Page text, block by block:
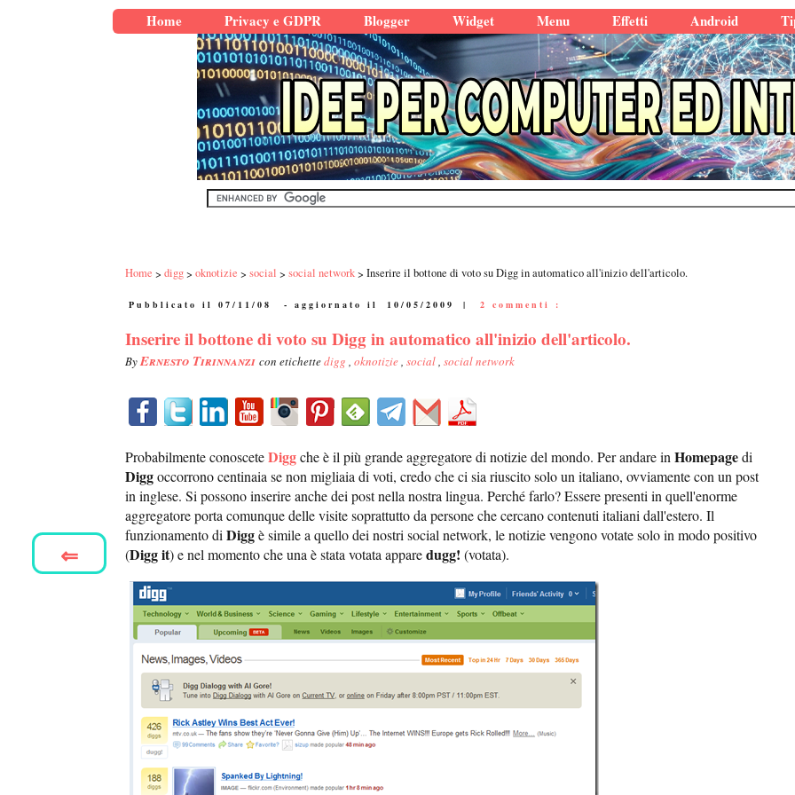
Home Privacy e GDPR Blogger Widget Menu Effetti Android
Home digg oknotizie social social network Inserire il bottone di voto su Digg in automatico all'inizio dell'articolo.
Pubblicato il 07/11/08 - aggiornato il 10/05/2009 | 2 commenti :
Inserire il bottone di voto su Digg in automatico all'inizio dell'articolo.
ByErnesto Tirinnanzi con etichettedigg , oknotizie, social, social network
Probabilmente conosceteDiggche è il più grande aggregatore di notizie del mondo. Per andare in Homepagedi
Diggoccorrono centinaia se non migliaia di voti, credo che ci sia riuscito solo un italiano, ovviamente con un post
in inglese. Si possono inserire anche dei post nella nostra lingua. Perché farlo? Essere presenti in quell'enorme
aggregatore porta comunque delle visite soprattutto da persone che cercano contenuti italiani dall'estero. Il
funzionamento di Diggè simile a quello dei nostri social network, le notizie vengono votate solo in modo positivo
(Digg it) e nel momento che una è stata votata apparedugg! (votata).
⇐